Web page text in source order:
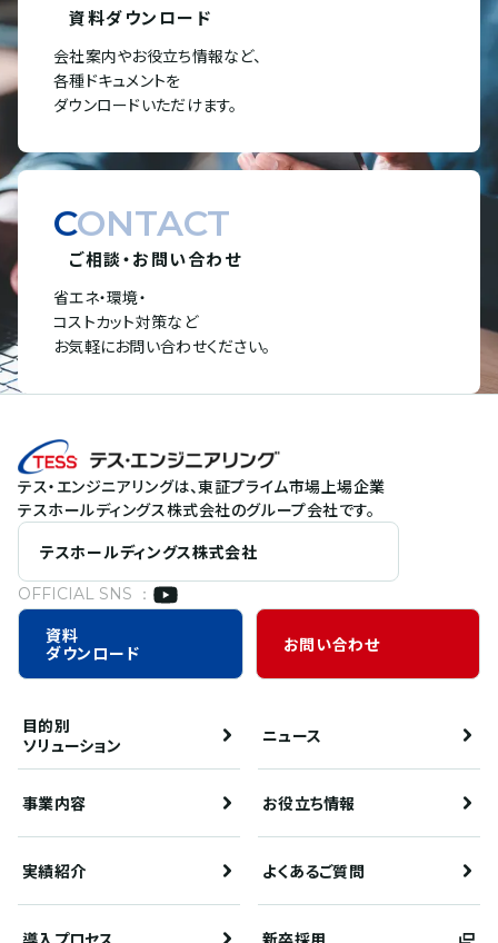
資料ダウンロード
会社案内やお役立ち情報など、
各種ドキュメントを
ダウンロードいただけます。
CONTACT
ご相談・お問い合わせ
省エネ・環境・
コストカット対策など
お気軽にお問い合わせください。
テス・エンジニアリングは、東証プライム市場上場企業
テスホールディングス株式会社のグループ会社です。
テスホールディングス株式会社
OFFICIAL SNS ：
資料
ダウンロード
お問い合わせ
目的別
ソリューション
ニュース
事業内容 お役立ち情報
実績紹介 よくあるご質問
導入プロセス 新卒採用